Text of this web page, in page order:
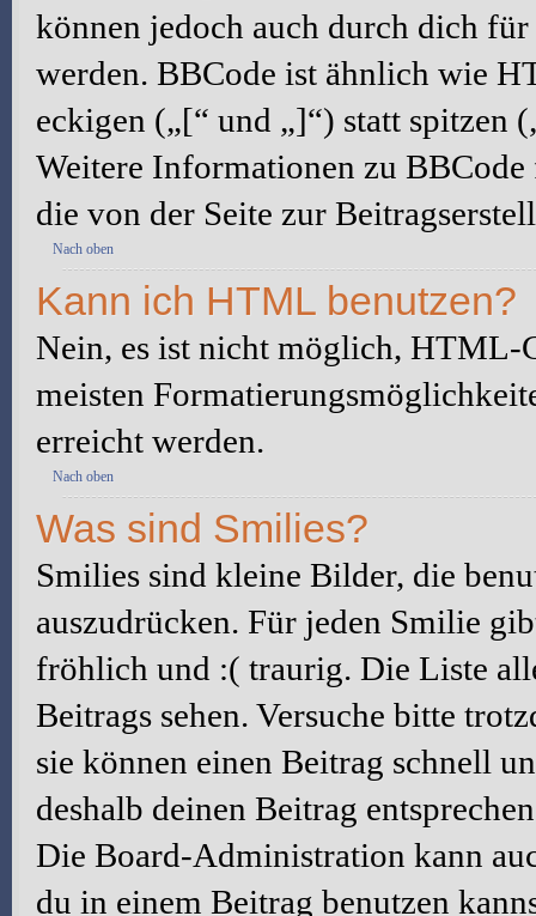
können jedoch auch durch dich
werden. BBCode ist ähnlich wie
eckigen („[“ und „]“) statt spitzen
Weitere Informationen zu
die von der Seite zur
Nach oben
Kann ich HTML benutzen?
Nein, es ist nicht möglich, HTML-
meisten
erreicht werden.
Nach oben
Was sind Smilies?
Smilies sind kleine Bilder, die
auszudrücken. Für jeden Smilie
fröhlich und :( traurig. Die Liste
Beitrags sehen. Versuche bitte
sie können einen Beitrag schnell
deshalb deinen Beitrag
Die Board-Administration kann
du in einem Beitrag benutzen